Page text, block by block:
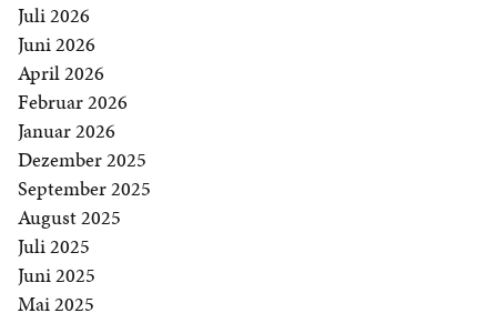
Juli 2026
Juni 2026
April 2026
Februar 2026
Januar 2026
Dezember 2025
September 2025
August 2025
Juli 2025
Juni 2025
Mai 2025